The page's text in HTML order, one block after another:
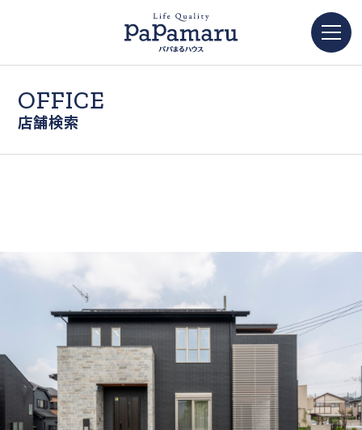
OFFICE
店舗検索